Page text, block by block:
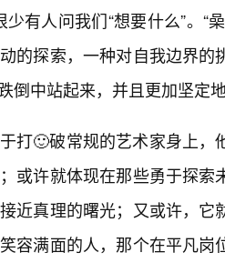
有人问我们“想要什么”。“
的探索，一种对自我边界的
中站起来，并且更加坚定地
打🙂破常规的艺术家身上，
或许就体现在那些勇于探索
近真理的曙光；又或许，它
容满面的人，那个在平凡岗